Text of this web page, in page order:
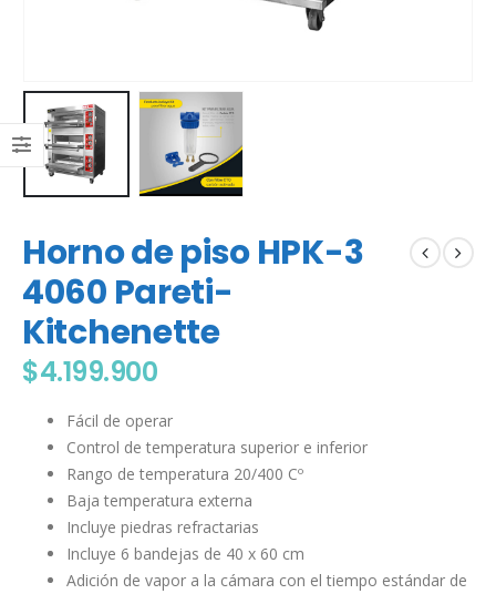
Horno de piso HPK-3
4060 Pareti-
Kitchenette
$4.199.900
Fácil de operar
Control de temperatura superior e inferior
Rango de temperatura 20/400 Cº
Baja temperatura externa
Incluye piedras refractarias
Incluye 6 bandejas de 40 x 60 cm
Adición de vapor a la cámara con el tiempo estándar de